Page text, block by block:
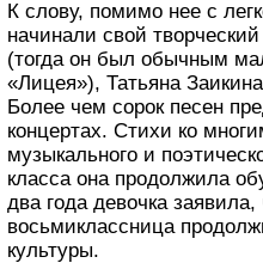
К слову, помимо нее с
начинали свой
(тогда он был обычным
«Лицея»), Татьяна
Более чем сорок песен
концертах. Стихи ко
музыкального и
класса она продолжила
два года девочка
восьмиклассница
культуры.